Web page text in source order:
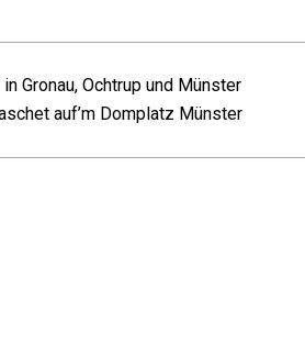
Gronau, Ochtrup und Münster
auf’m Domplatz Münster